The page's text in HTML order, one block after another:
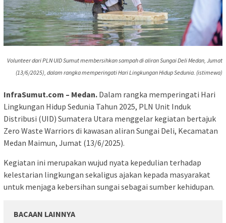
Volunteer dari PLN UID Sumut membersihkan sampah di aliran Sungai Deli Medan, Jumat
(13/6/2025), dalam rangka memperingati Hari Lingkungan Hidup Sedunia. (istimewa)
InfraSumut.com – Medan. Dalam rangka memperingati Hari
Lingkungan Hidup Sedunia Tahun 2025, PLN Unit Induk
Distribusi (UID) Sumatera Utara menggelar kegiatan bertajuk
Zero Waste Warriors di kawasan aliran Sungai Deli, Kecamatan
Medan Maimun, Jumat (13/6/2025).
Kegiatan ini merupakan wujud nyata kepedulian terhadap
kelestarian lingkungan sekaligus ajakan kepada masyarakat
untuk menjaga kebersihan sungai sebagai sumber kehidupan.
BACAAN LAINNYA